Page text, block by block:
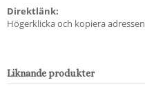
Direktlänk:
Högerklicka och kopiera adressen
Liknande produkter